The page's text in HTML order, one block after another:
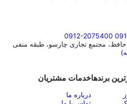
0912-2075400
حافظ، مجتمع تجاری چارسو، طبقه منفی
برندهاخدمات مشتریان
درباره ما